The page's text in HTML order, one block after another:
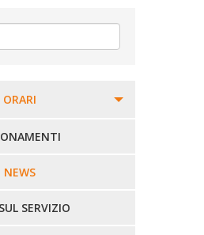
ORARI
URBANI IN BIELLA
VERCELLI
NEWS
SERVIZIO